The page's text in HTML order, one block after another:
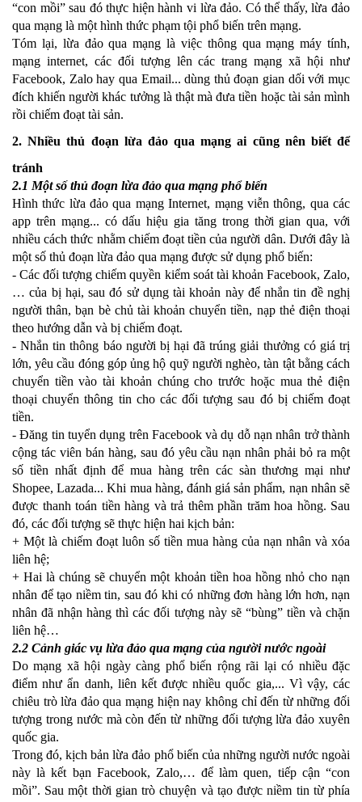
“con mồi” sau đó thực hiện hành vi lừa đảo. Có thể thấy, lừa đảo
qua mạng là một hình thức phạm tội phổ biến trên mạng.
Tóm lại, lừa đảo qua mạng là việc thông qua mạng máy tính,
mạng internet, các đối tượng lên các trang mạng xã hội như
Facebook, Zalo hay qua Email... dùng thủ đoạn gian dối với mục
đích khiến người khác tưởng là thật mà đưa tiền hoặc tài sản mình
rồi chiếm đoạt tài sản.
2. Nhiều thủ đoạn lừa đảo qua mạng ai cũng nên biết để
tránh
2.1 Một số thủ đoạn lừa đảo qua mạng phổ biến
Hình thức lừa đảo qua mạng Internet, mạng viễn thông, qua các
app trên mạng... có dấu hiệu gia tăng trong thời gian qua, với
nhiều cách thức nhằm chiếm đoạt tiền của người dân. Dưới đây là
một số thủ đoạn lừa đảo qua mạng được sử dụng phổ biến:
- Các đối tượng chiếm quyền kiểm soát tài khoản Facebook, Zalo,
… của bị hại, sau đó sử dụng tài khoản này để nhắn tin đề nghị
người thân, bạn bè chủ tài khoản chuyển tiền, nạp thẻ điện thoại
theo hướng dẫn và bị chiếm đoạt.
- Nhắn tin thông báo người bị hại đã trúng giải thưởng có giá trị
lớn, yêu cầu đóng góp ủng hộ quỹ người nghèo, tàn tật bằng cách
chuyển tiền vào tài khoản chúng cho trước hoặc mua thẻ điện
thoại chuyển thông tin cho các đối tượng sau đó bị chiếm đoạt
tiền.
- Đăng tin tuyển dụng trên Facebook và dụ dỗ nạn nhân trở thành
cộng tác viên bán hàng, sau đó yêu cầu nạn nhân phải bỏ ra một
số tiền nhất định để mua hàng trên các sàn thương mại như
Shopee, Lazada... Khi mua hàng, đánh giá sản phẩm, nạn nhân sẽ
được thanh toán tiền hàng và trả thêm phần trăm hoa hồng. Sau
đó, các đối tượng sẽ thực hiện hai kịch bản:
+ Một là chiếm đoạt luôn số tiền mua hàng của nạn nhân và xóa
liên hệ;
+ Hai là chúng sẽ chuyển một khoản tiền hoa hồng nhỏ cho nạn
nhân để tạo niềm tin, sau đó khi có những đơn hàng lớn hơn, nạn
nhân đã nhận hàng thì các đối tượng này sẽ “bùng” tiền và chặn
liên hệ…
2.2 Cảnh giác vụ lừa đảo qua mạng của người nước ngoài
Do mạng xã hội ngày càng phổ biến rộng rãi lại có nhiều đặc
điểm như ẩn danh, liên kết được nhiều quốc gia,... Vì vậy, các
chiêu trò lừa đảo qua mạng hiện nay không chỉ đến từ những đối
tượng trong nước mà còn đến từ những đối tượng lừa đảo xuyên
quốc gia.
Trong đó, kịch bản lừa đảo phổ biến của những người nước ngoài
này là kết bạn Facebook, Zalo,… để làm quen, tiếp cận “con
mồi”. Sau một thời gian trò chuyện và tạo được niềm tin từ phía